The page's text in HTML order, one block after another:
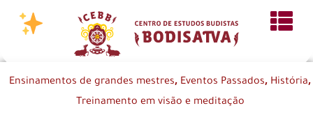
Ensinamentos de grandes mestres, Eventos Passados, História,
Treinamento em visão e meditação